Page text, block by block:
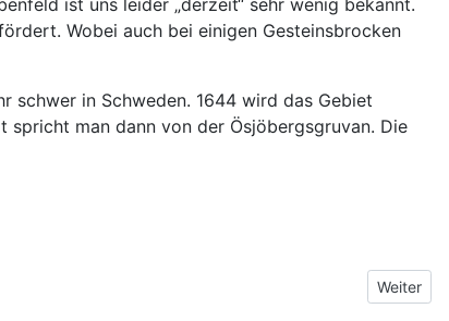
Wobei auch bei einigen Gesteinsbrocken
schwer in Schweden. 1644 wird das Gebiet
man dann von der Ösjöbergsgruvan. Die
Nächster
Weiter